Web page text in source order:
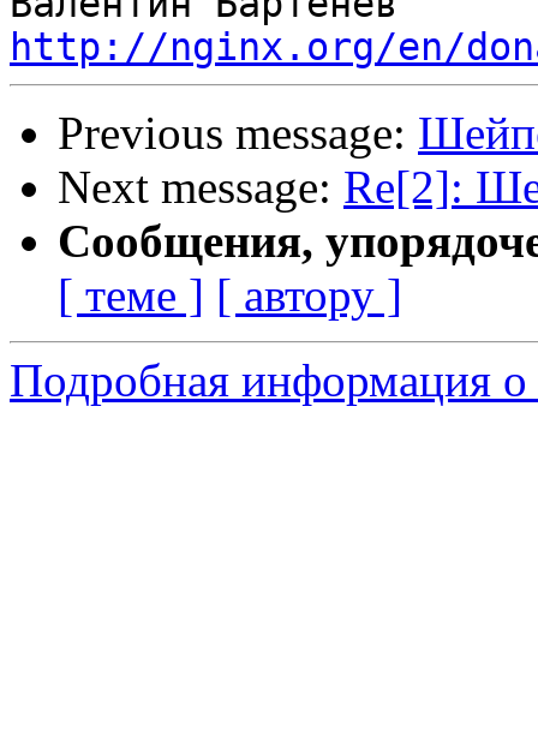
http://nginx.org/en/
Previous message:
Next message: Re[2]:
Сообщения,
[ теме ] [ автору ]
Подробная информация